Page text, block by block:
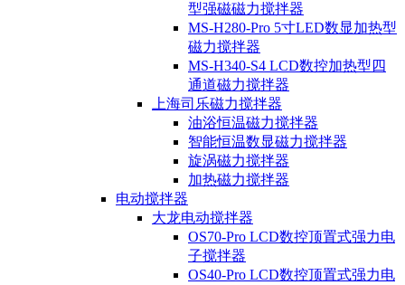
型强磁磁力搅拌器
MS-H280-Pro 5寸LED数显加热型
磁力搅拌器
MS-H340-S4 LCD数控加热型四
通道磁力搅拌器
上海司乐磁力搅拌器
油浴恒温磁力搅拌器
智能恒温数显磁力搅拌器
旋涡磁力搅拌器
加热磁力搅拌器
电动搅拌器
大龙电动搅拌器
OS70-Pro LCD数控顶置式强力电
子搅拌器
OS40-Pro LCD数控顶置式强力电